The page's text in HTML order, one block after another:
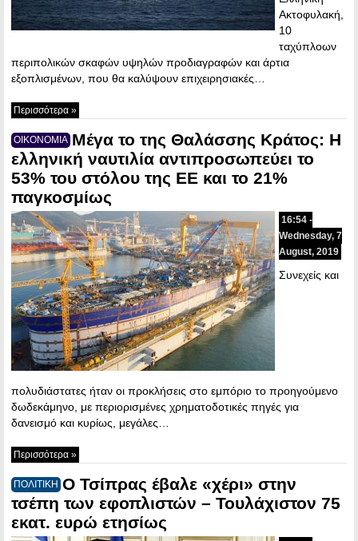
Ακτοφυλακή,
10
ταχύπλοων
περιπολικών σκαφών υψηλών προδιαγραφών και άρτια
εξοπλισμένων, που θα καλύψουν επιχειρησιακές…
Περισσότερα »
ΟΙΚΟΝΟΜΙΑ Μέγα το της Θαλάσσης Κράτος: Η
ελληνική ναυτιλία αντιπροσωπεύει το
53% του στόλου της ΕΕ και το 21%
παγκοσμίως
16:54 -
Wednesday, 7
August, 2019
Συνεχείς και
πολυδιάστατες ήταν οι προκλήσεις στο εμπόριο το προηγούμενο
δωδεκάμηνο, με περιορισμένες χρηματοδοτικές πηγές για
δανεισμό και κυρίως, μεγάλες…
Περισσότερα »
ΠΟΛΙΤΙΚΗ Ο Τσίπρας έβαλε «χέρι» στην
τσέπη των εφοπλιστών – Τουλάχιστον 75
εκατ. ευρώ ετησίως